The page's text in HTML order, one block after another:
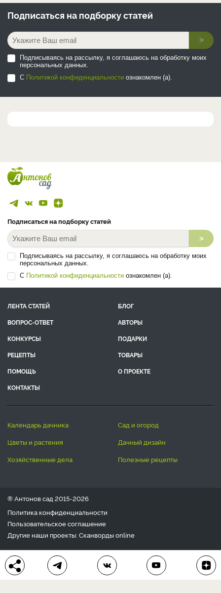
Подписаться на подборку статей
>
Подписываясь на рассылку, я соглашаюсь на обработку моих
персональных данных.
С Политикой конфиденциальности ознакомлен (а).
Подписаться на подборку статей
>
Подписываясь на рассылку, я соглашаюсь на обработку моих
персональных данных.
С Политикой конфиденциальности ознакомлен (а).
ЛЕНТА СТАТЕЙ
БЛОГ
ВОПРОС-ОТВЕТ
АВТОРЫ
КОНКУРСЫ
ПОДАРКИ
РЕЦЕПТЫ
ТОВАРЫ
ПОМОЩЬ
О ПРОЕКТЕ
КОНТАКТЫ
календарь дачника
сад и огород
цветы и растения
дачный дизайн
хозяйственные дела
полезные рецепты
® Антонов сад 2015-2026
Политика конфиденциальности
Пользовательское соглашение
Другие наши проекты: Сканвордыonline
Любое использование материала допускается только с
письменного согласия редакции